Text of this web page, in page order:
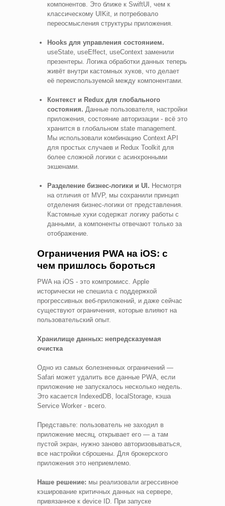
компонентов. Это ближе к SwiftUI, чем к
классическому UIKit, и потребовало
переосмысления структуры приложения.
Hooks для управления состоянием.
useState, useEffect, useContext заменили
презентеры. Логика обработки данных теперь
живёт внутри кастомных хуков, что делает
её переиспользуемой между компонентами.
Контекст и Redux для глобального
состояния. Данные пользователя, настройки
приложения, состояние авторизации - всё это
хранится в глобальном state management.
Мы использовали комбинацию Context API
для простых случаев и Redux Toolkit для
более сложной логики с асинхронными
экшенами.
Разделение бизнес-логики и UI. Несмотря
на отличия от MVP, мы сохранили принцип
отделения бизнес-логики от представления.
Кастомные хуки содержат логику работы с
данными, а компоненты отвечают только за
отображение.
Ограничения PWA на iOS: с
чем пришлось бороться
PWA на iOS - это компромисс. Apple
исторически не спешила с поддержкой
прогрессивных веб-приложений, и даже сейчас
существуют ограничения, которые влияют на
пользовательский опыт.
Хранилище данных: непредсказуемая
очистка
Одно из самых болезненных ограничений —
Safari может удалить все данные PWA, если
приложение не запускалось несколько недель.
Это касается IndexedDB, localStorage, кэша
Service Worker - всего.
Представьте: пользователь не заходил в
приложение месяц, открывает его — а там
пустой экран, нужно заново авторизовываться,
все настройки сброшены. Для брокерского
приложения это неприемлемо.
Наше решение: мы реализовали агрессивное
кэширование критичных данных на сервере,
привязанное к device ID. При запуске